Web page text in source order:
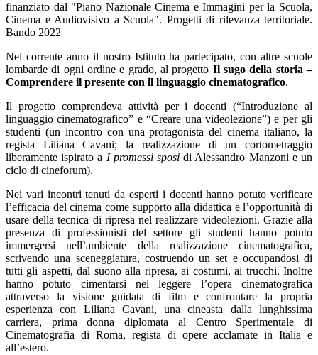
finanziato dal "Piano Nazionale Cinema e Immagini per la Scuola,
Cinema e Audiovisivo a Scuola". Progetti di rilevanza territoriale.
Bando 2022
Nel corrente anno il nostro Istituto ha partecipato, con altre scuole
lombarde di ogni ordine e grado, al progetto Il sugo della storia –
Comprendere il presente con il linguaggio cinematografico.
Il progetto comprendeva attività per i docenti (“Introduzione al
linguaggio cinematografico” e “Creare una videolezione”) e per gli
studenti (un incontro con una protagonista del cinema italiano, la
regista Liliana Cavani; la realizzazione di un cortometraggio
liberamente ispirato a I promessi sposi di Alessandro Manzoni e un
ciclo di cineforum).
Nei vari incontri tenuti da esperti i docenti hanno potuto verificare
l’efficacia del cinema come supporto alla didattica e l’opportunità di
usare della tecnica di ripresa nel realizzare videolezioni. Grazie alla
presenza di professionisti del settore gli studenti hanno potuto
immergersi nell’ambiente della realizzazione cinematografica,
scrivendo una sceneggiatura, costruendo un set e occupandosi di
tutti gli aspetti, dal suono alla ripresa, ai costumi, ai trucchi. Inoltre
hanno potuto cimentarsi nel leggere l’opera cinematografica
attraverso la visione guidata di film e confrontare la propria
esperienza con Liliana Cavani, una cineasta dalla lunghissima
carriera, prima donna diplomata al Centro Sperimentale di
Cinematografia di Roma, regista di opere acclamate in Italia e
all’estero.